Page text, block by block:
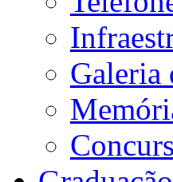
Galeria